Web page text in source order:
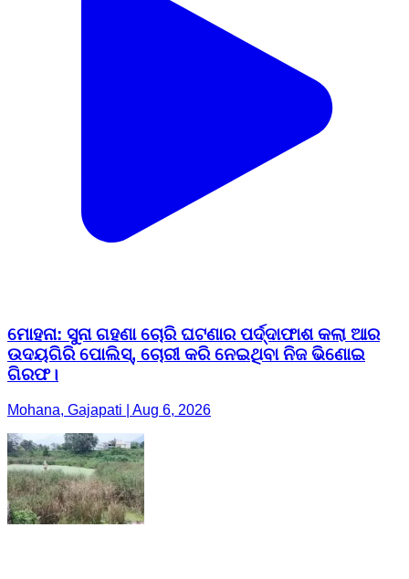
ମୋହନା: ସୁନା ଗହଣା ଚୋରି ଘଟଣାର ପର୍ଦ୍ଦାଫାଶ କଲା ଆର
ଉଦୟଗିରି ପୋଲିସ୍, ଚୋରୀ କରି ନେଇଥିବା ନିଜ ଭିଣୋଇ
ଗିରଫ।
Mohana, Gajapati | Aug 6, 2026